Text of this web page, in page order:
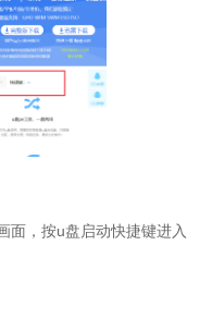
面，按u盘启动快捷键进入